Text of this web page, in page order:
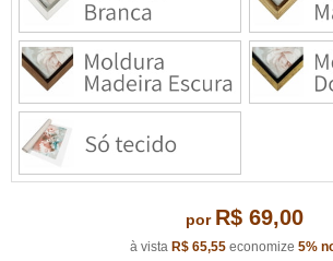
por R$ 69,00
à vista R$ 65,55 economize 5%